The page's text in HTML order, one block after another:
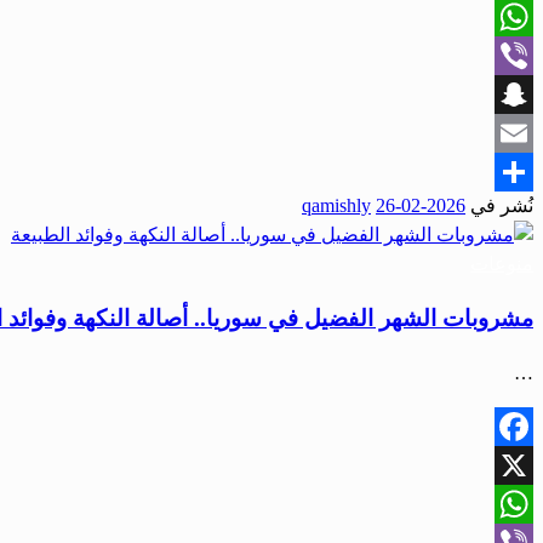
X
WhatsApp
Viber
Snapchat
Email
Share
نُشر في 2026-02-26
qamishly
مشروبات الشهر الفضيل في سوريا.. أصالة النكهة وفوائد
…
Facebook
X